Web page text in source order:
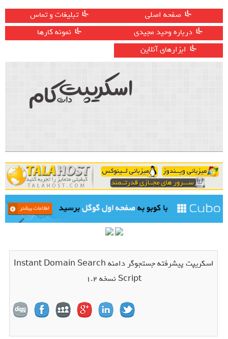
صفحه اصلی
تبلیغات و تماس
درباره وحید مجیدی
نمونه کارها
ابزارهای آنلاین
اسکریپت پیشرفته جستجوگر دامنه Instant Domain Search
Script نسخه 1.2